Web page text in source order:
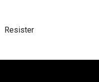
Resister